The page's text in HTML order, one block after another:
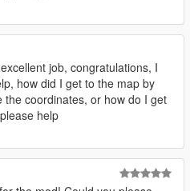
job, congratulations, I
how did I get to the map by
the coordinates, or how do I get
help